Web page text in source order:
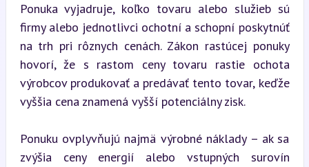
Ponuka vyjadruje, koľko tovaru alebo služieb sú
firmy alebo jednotlivci ochotní a schopní poskytnúť
na trh pri rôznych cenách. Zákon rastúcej ponuky
hovorí, že s rastom ceny tovaru rastie ochota
výrobcov produkovať a predávať tento tovar, keďže
vyššia cena znamená vyšší potenciálny zisk.
Ponuku ovplyvňujú najmä výrobné náklady – ak sa
zvýšia ceny energií alebo vstupných surovín